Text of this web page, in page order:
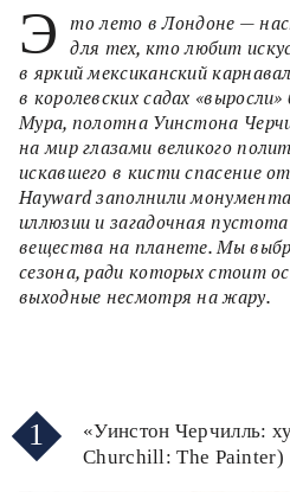
Э
то лето в Лондоне —
для тех, кто любит
в яркий мексиканский
в королевских садах
Мура, полотна Уинстона
на мир глазами великого
искавшего в кисти спасение
Hayward заполнили
иллюзии и загадочная
вещества на планете. Мы
сезона, ради которых стоит
выходные несмотря на жару.
1
«Уинстон Черчилль:
Churchill: The Painter)